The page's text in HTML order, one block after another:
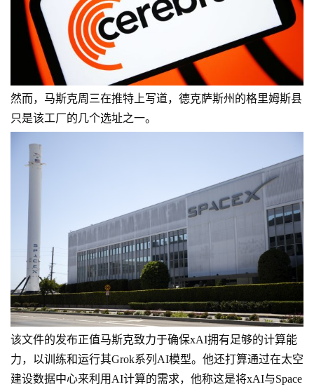
然而，马斯克周三在推特上写道，德克萨斯州的格里姆斯县
只是该工厂的几个选址之一。
该文件的发布正值马斯克致力于确保xAI拥有足够的计算能
力，以训练和运行其Grok系列AI模型。他还打算通过在太空
建设数据中心来利用AI计算的需求，他称这是将xAI与Space